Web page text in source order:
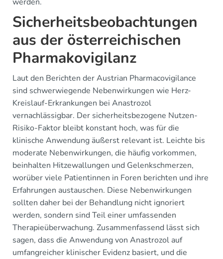
Sicherheitsbeobachtungen
aus der österreichischen
Pharmakovigilanz
Laut den Berichten der Austrian Pharmacovigilance
sind schwerwiegende Nebenwirkungen wie Herz-
Kreislauf-Erkrankungen bei Anastrozol
vernachlässigbar. Der sicherheitsbezogene Nutzen-
Risiko-Faktor bleibt konstant hoch, was für die
klinische Anwendung äußerst relevant ist. Leichte bis
moderate Nebenwirkungen, die häufig vorkommen,
beinhalten Hitzewallungen und Gelenkschmerzen,
worüber viele Patientinnen in Foren berichten und ihre
Erfahrungen austauschen. Diese Nebenwirkungen
sollten daher bei der Behandlung nicht ignoriert
werden, sondern sind Teil einer umfassenden
Therapieüberwachung. Zusammenfassend lässt sich
sagen, dass die Anwendung von Anastrozol auf
umfangreicher klinischer Evidenz basiert, und die